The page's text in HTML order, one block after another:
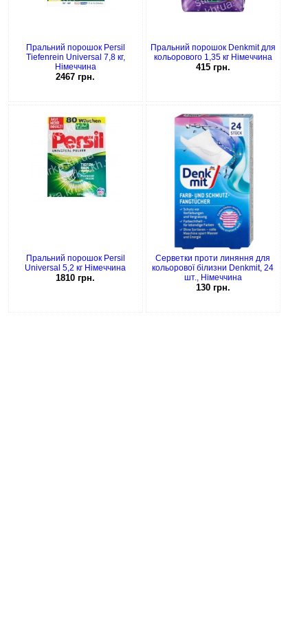
Пральний порошок Persil
Tiefenrein Universal 7,8 кг,
Німеччина
2467 грн.
Пральний порошок Denkmit для
кольорового 1,35 кг Німеччина
415 грн.
Пральний порошок Persil
Universal 5,2 кг Німеччина
1810 грн.
Серветки проти линяння для
кольорової білизни Denkmit, 24
шт., Німеччина
130 грн.